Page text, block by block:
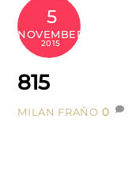
5
NOVEMBER
2015
815
MILAN FRAŇO 0